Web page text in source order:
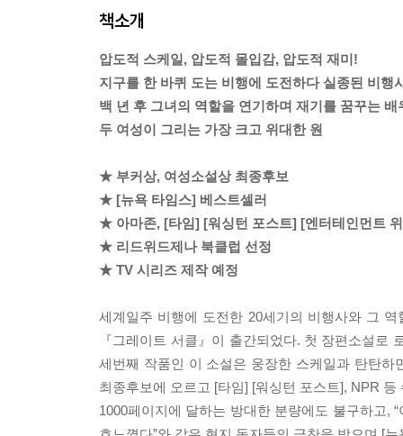
책소개
압도적 스케일, 압도적 몰입감, 압도적 재미!
지구를 한 바퀴 도는 비행에 도전하다 실종된 비행
백 년 후 그녀의 역할을 연기하며 재기를 꿈꾸는 배
두 여성이 그리는 가장 크고 위대한 원
★ 부커상, 여성소설상 최종후보
★ [뉴욕 타임스] 베스트셀러
★ 아마존, [타임] [워싱턴 포스트] [엔터테인먼트
★ 리드위드제나 북클럽 선정
★ TV 시리즈 제작 예정
세계일주 비행에 도전한 20세기의 비행사와 그
『그레이트 서클』이 출간되었다. 첫 장편소설로
세번째 작품인 이 소설은 웅장한 스케일과 탄탄
최종후보에 오르고 [타임] [워싱턴 포스트], NPR
1000페이지에 달하는 방대한 분량에도 불구하고,